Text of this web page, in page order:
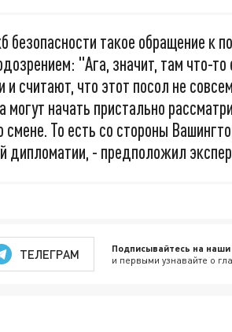
безопасности такое обращение к
"Ага, значит, там что-
и считают, что этот посол не
начать пристально
смене. То есть со стороны
дипломатии, - предположил
ТЕЛЕГРАМ Подписывайтесь на
и первыми узнавайте о